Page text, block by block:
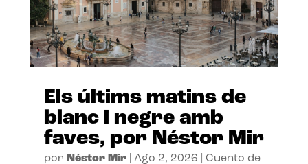
Els últims matins de
blanc i negre amb
faves, por Néstor Mir
por Néstor Mir| Ago 2, 2026
Cuento de